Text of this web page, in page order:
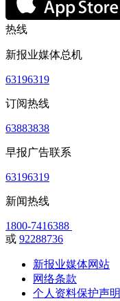
热线
新报业媒体总机
63196319
订阅热线
63883838
早报广告联系
63196319
新闻热线
1800-7416388
或 92288736
新报业媒体网站
网络条款
个人资料保护声明